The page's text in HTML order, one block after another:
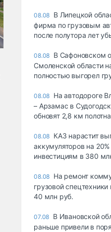
08.08 В Липецкой
фирма по грузовым
после полутора лет
08.08 В Сафоновском
Смоленской области
полностью выгорел
08.08 На автодороге
– Арзамас в
обновят 2,8 км полотна
08.08 КАЗ нарастит
аккумуляторов на
инвестициям в 380
08.08 На ремонт
грузовой
40 млн руб.
07.08 В Ивановской
раньше привели в